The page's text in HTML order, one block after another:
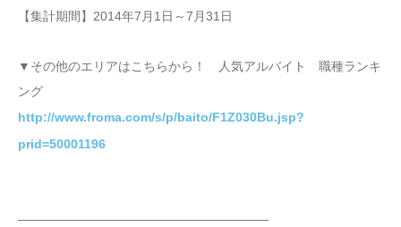
【集計期間】2014年7月1日～7月31日
▼その他のエリアはこちらから！ 人気アルバイト 職種ランキ
ング
http://www.froma.com/s/p/baito/F1Z030Bu.jsp?
prid=50001196
――――――――――――――――――――